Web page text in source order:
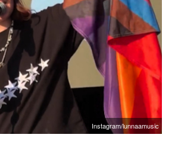
Instagram/lunnaamusic